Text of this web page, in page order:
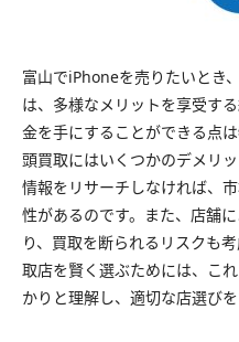
富山でiPhoneを売りたいとき
は、多様なメリットを享受す
金を手にすることができる点
頭買取にはいくつかのデメリ
情報をリサーチしなければ、
性があるのです。また、店舗
り、買取を断られるリスクも
取店を賢く選ぶためには、こ
かりと理解し、適切な店選び